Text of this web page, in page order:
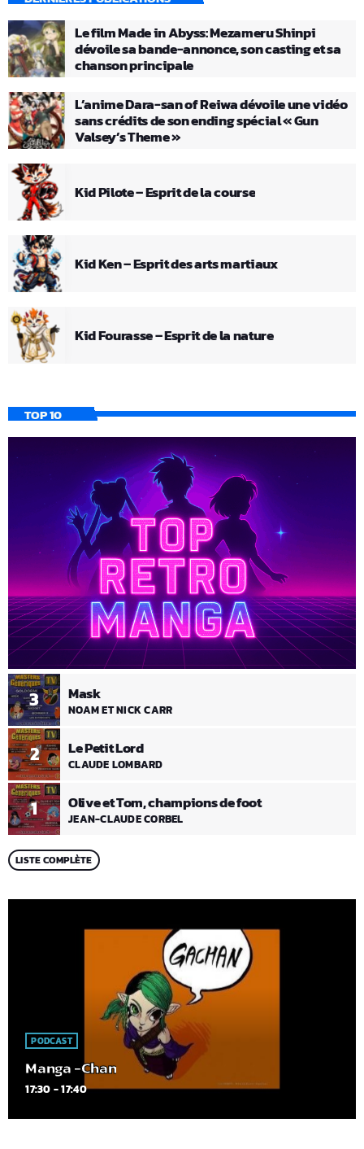
Le film Made in Abyss: Mezameru Shinpi
dévoile sa bande-annonce, son casting et sa
chanson principale
L’anime Dara-san of Reiwa dévoile une vidéo
sans crédits de son ending spécial « Gun
Valsey’s Theme »
Kid Pilote – Esprit de la course
Kid Ken – Esprit des arts martiaux
Kid Fourasse – Esprit de la nature
TOP 10
1 Olive et Tom, champions de foot
JEAN-CLAUDE CORBEL
2 Le Petit Lord
CLAUDE LOMBARD
3 Mask
NOAM ET NICK CARR
LISTE COMPLÈTE
PODCAST
Manga -Chan
17:30 - 17:40